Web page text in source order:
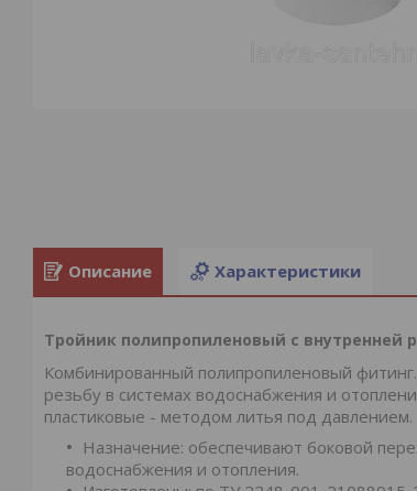
Описание Характеристики
Тройник полипропиленовый с внутренней
Комбинированный полипропиленовый
резьбу в системах водоснабжения и
пластиковые - методом литья под давлением.
Назначение: обеспечивают боковой
водоснабжения и отопления.